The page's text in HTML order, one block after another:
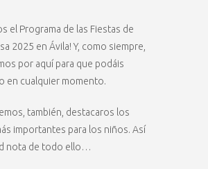
el Programa de las Fiestas de
2025 en Ávila! Y, como siempre,
por aquí para que podáis
en cualquier momento.
también, destacaros los
importantes para los niños. Así
nota de todo ello…